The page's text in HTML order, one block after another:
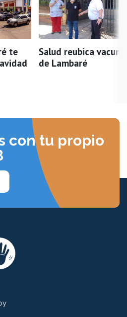
te
Salud reubica
de Lambaré
con tu propio